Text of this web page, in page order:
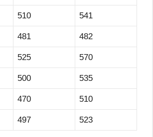
510 541
481 482
525 570
500 535
470 510
497 523